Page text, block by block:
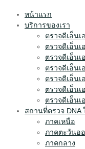
หน้าแรก
บริการของเรา
ตรวจดีเอ็น
ตรวจดีเอ็น
ตรวจดีเอ็น
ตรวจดีเอ็น
ตรวจดีเอ็น
ตรวจดีเอ็น
ตรวจดีเอ็น
สถานที่ตรวจ DNA
ภาคเหนือ
ภาคตะวันอ
ภาคกลาง